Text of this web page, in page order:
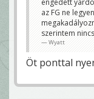
az FG ne
szerintem
Wyatt
Öt ponttal